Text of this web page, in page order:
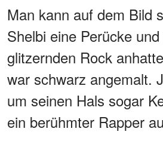
Man kann auf dem Bild
Shelbi eine Perücke
glitzernden Rock
war schwarz angemalt.
um seinen Hals sogar
ein berühmter Rapper